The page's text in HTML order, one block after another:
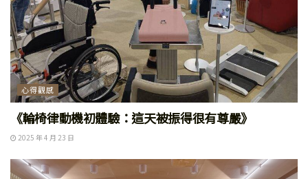
心得觀感
《輪椅律動機初體驗：這天被振得很有尊嚴》
2025 年 4 月 23 日